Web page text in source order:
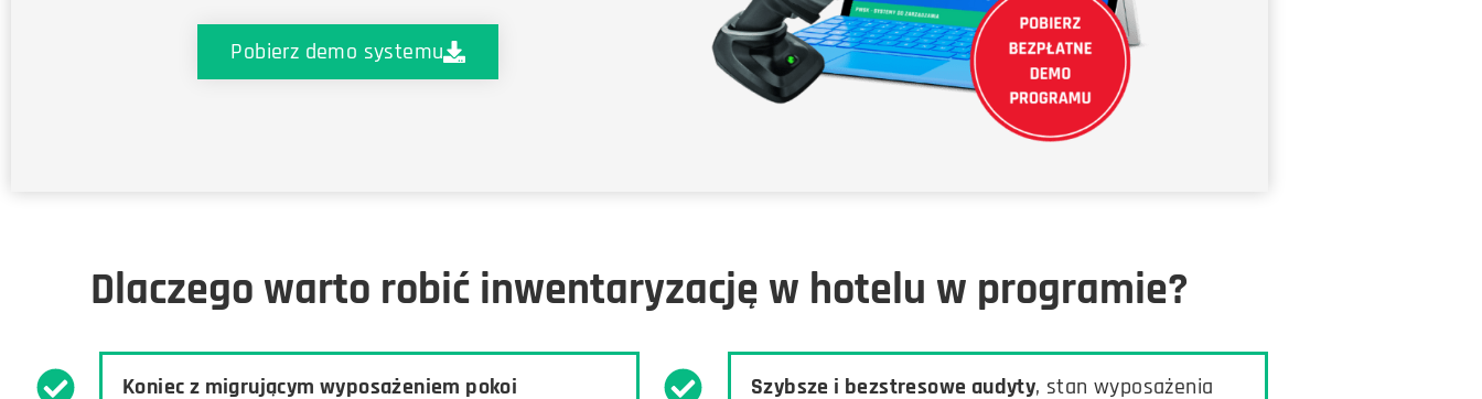
Pobierz demo systemu
Dlaczego warto robić inwentaryzację w hotelu w programie?
Koniec z migrującym wyposażeniem pokoi
Szybsze i bezstresowe audyty, stan wyposażenia